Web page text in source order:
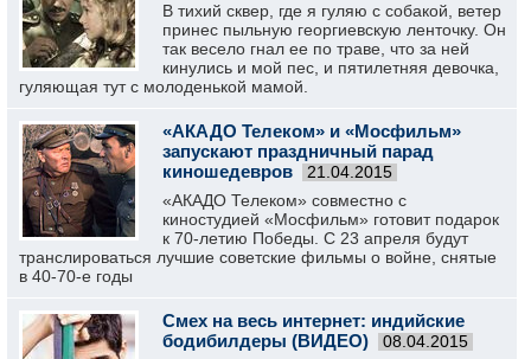
В тихий сквер, где я гуляю с собакой, ветер
принес пыльную георгиевскую ленточку. Он
так весело гнал ее по траве, что за ней
кинулись и мой пес, и пятилетняя девочка,
гуляющая тут с молоденькой мамой.
«АКАДО Телеком» и «Мосфильм»
запускают праздничный парад
киношедевров
21.04.2015
«АКАДО Телеком» совместно с
киностудией «Мосфильм» готовит подарок
к 70-летию Победы. С 23 апреля будут
транслироваться лучшие советские фильмы о войне, снятые
в 40-70-е годы
Смех на весь интернет: индийские
бодибилдеры (ВИДЕО)
08.04.2015